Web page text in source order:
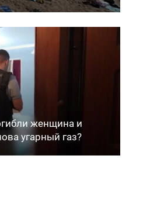
женщина и
угарный газ?